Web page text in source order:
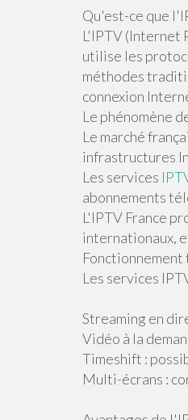
Qu'est-ce que
L'IPTV (Internet
utilise les
méthodes
connexion
Le phénomène
Le marché
infrastructures
Les services
abonnements
L'IPTV France
internationaux,
Fonctionnement
Les services
Streaming en
Vidéo à la
Timeshift :
Multi-écrans :